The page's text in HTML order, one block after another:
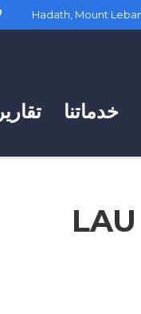
تقارير خدماتنا